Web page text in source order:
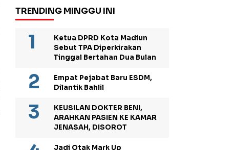
TRENDING MINGGU INI
Ketua DPRD Kota Madiun
Sebut TPA Diperkirakan
Tinggal Bertahan Dua Bulan
Empat Pejabat Baru ESDM,
Dilantik Bahlil
KEUSILAN DOKTER BENI,
ARAHKAN PASIEN KE KAMAR
JENASAH, DISOROT
Jadi Otak Mark Up